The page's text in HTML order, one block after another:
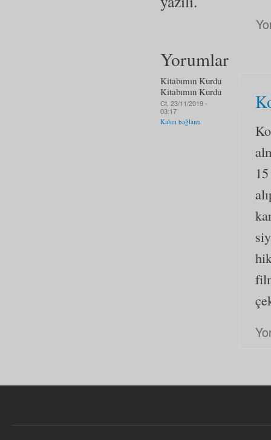
Yorumlar
Kitabımın Kurdu
Kitabımın Kurdu
Ct, 23/11/2019 -
03:17
Kalıcı bağlantı